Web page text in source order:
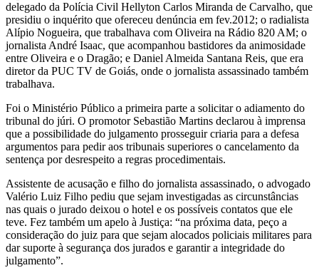
delegado da Polícia Civil Hellyton Carlos Miranda de Carvalho, que
presidiu o inquérito que ofereceu denúncia em fev.2012; o radialista
Alípio Nogueira, que trabalhava com Oliveira na Rádio 820 AM; o
jornalista André Isaac, que acompanhou bastidores da animosidade
entre Oliveira e o Dragão; e Daniel Almeida Santana Reis, que era
diretor da PUC TV de Goiás, onde o jornalista assassinado também
trabalhava.
Foi o Ministério Público a primeira parte a solicitar o adiamento do
tribunal do júri. O promotor Sebastião Martins declarou à imprensa
que a possibilidade do julgamento prosseguir criaria para a defesa
argumentos para pedir aos tribunais superiores o cancelamento da
sentença por desrespeito a regras procedimentais.
Assistente de acusação e filho do jornalista assassinado, o advogado
Valério Luiz Filho pediu que sejam investigadas as circunstâncias
nas quais o jurado deixou o hotel e os possíveis contatos que ele
teve. Fez também um apelo à Justiça: “na próxima data, peço a
consideração do juiz para que sejam alocados policiais militares para
dar suporte à segurança dos jurados e garantir a integridade do
julgamento”.